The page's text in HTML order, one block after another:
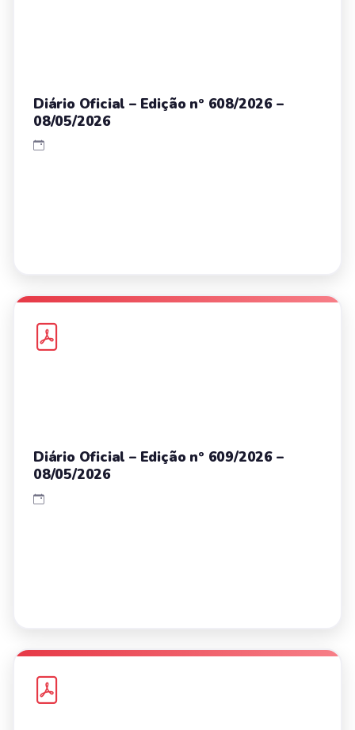
Diário Oficial – Edição nº 608/2026 –
08/05/2026
Diário Oficial – Edição nº 609/2026 –
08/05/2026